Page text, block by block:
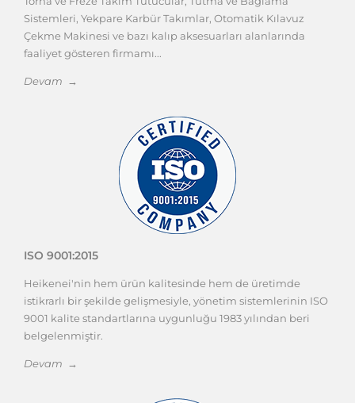
Sistemleri, Yekpare Karbür Takımlar, Otomatik Kılavuz
Çekme Makinesi ve bazı kalıp aksesuarları alanlarında
faaliyet gösteren firmamı...
Devam →
ISO 9001:2015
Heikenei'nin hem ürün kalitesinde hem de üretimde
istikrarlı bir şekilde gelişmesiyle, yönetim sistemlerinin ISO
9001 kalite standartlarına uygunluğu 1983 yılından beri
belgelenmiştir.
Devam →